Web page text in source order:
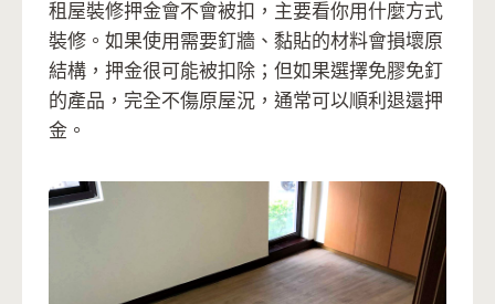
租屋裝修押金會不會被扣，主要看你用什麼方式
裝修。如果使用需要釘牆、黏貼的材料會損壞原
結構，押金很可能被扣除；但如果選擇免膠免釘
的產品，完全不傷原屋況，通常可以順利退還押
金。